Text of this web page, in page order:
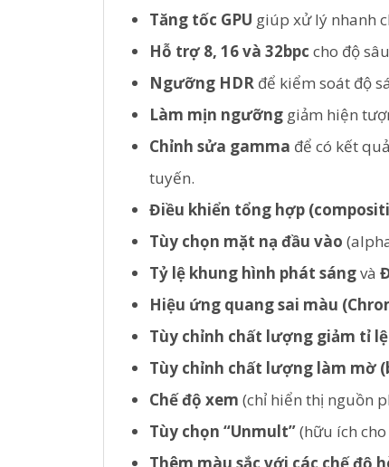
Tăng tốc GPU giúp xử lý nhanh
Hỗ trợ 8, 16 và 32bpc cho độ
Ngưỡng HDR để kiểm soát độ
Làm mịn ngưỡng giảm hiện
Chỉnh sửa gamma để có kết
tuyến.
Điều khiển tổng hợp
Tùy chọn mặt nạ đầu vào
Tỷ lệ khung hình phát sángvà
Hiệu ứng quang sai màu
Tùy chỉnh chất lượng giảm tỉ
Tùy chỉnh chất lượng làm mờ
Chế độ xem (chỉ hiển thị nguồn
Tùy chọn “Unmult”(hữu ích cho